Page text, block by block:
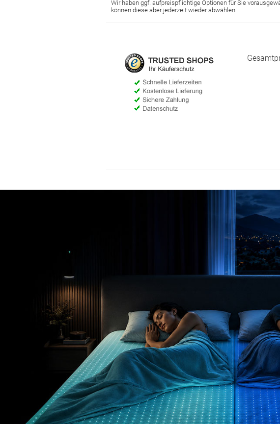
Wir haben ggf. aufpreispflichtige Optionen für Sie
können diese aber jederzeit wieder abwählen.